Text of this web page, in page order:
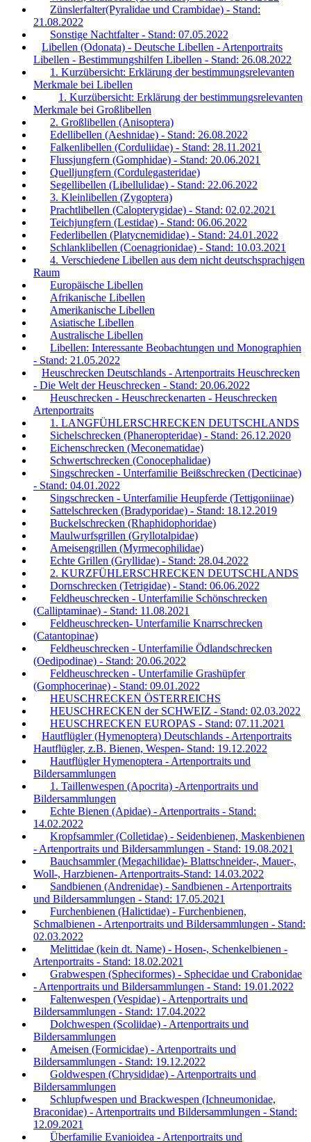
Zünslerfalter(Pyralidae und Crambidae) - Stand:
21.08.2022
Sonstige Nachtfalter - Stand: 07.05.2022
Libellen (Odonata) - Deutsche Libellen - Artenportraits
Libellen - Bestimmungshilfen Libellen - Stand: 26.08.2022
1. Kurzübersicht: Erklärung der bestimmungsrelevanten
Merkmale bei Libellen
1. Kurzübersicht: Erklärung der bestimmungsrelevanten
Merkmale bei Großlibellen
2. Großlibellen (Anisoptera)
Edellibellen (Aeshnidae) - Stand: 26.08.2022
Falkenlibellen (Corduliidae) - Stand: 28.11.2021
Flussjungfern (Gomphidae) - Stand: 20.06.2021
Quelljungfern (Cordulegasteridae)
Segellibellen (Libellulidae) - Stand: 22.06.2022
3. Kleinlibellen (Zygoptera)
Prachtlibellen (Calopterygidae) - Stand: 02.02.2021
Teichjungfern (Lestidae) - Stand: 06.06.2022
Federlibellen (Platycnemididae) - Stand: 24.01.2022
Schlanklibellen (Coenagrionidae) - Stand: 10.03.2021
4. Verschiedene Libellen aus dem nicht deutschsprachigen
Raum
Europäische Libellen
Afrikanische Libellen
Amerikanische Libellen
Asiatische Libellen
Australische Libellen
Libellen: Interessante Beobachtungen und Monographien
- Stand: 21.05.2022
Heuschrecken Deutschlands - Artenportraits Heuschrecken
- Die Welt der Heuschrecken - Stand: 20.06.2022
Heuschrecken - Heuschreckenarten - Heuschrecken
Artenportraits
1. LANGFÜHLERSCHRECKEN DEUTSCHLANDS
Sichelschrecken (Phaneropteridae) - Stand: 26.12.2020
Eichenschrecken (Meconematidae)
Schwertschrecken (Conocephalidae)
Singschrecken - Unterfamilie Beißschrecken (Decticinae)
- Stand: 04.01.2022
Singschrecken - Unterfamilie Heupferde (Tettigoniinae)
Sattelschrecken (Bradyporidae) - Stand: 18.12.2019
Buckelschrecken (Rhaphidophoridae)
Maulwurfsgrillen (Gryllotalpidae)
Ameisengrillen (Myrmecophilidae)
Echte Grillen (Gryllidae) - Stand: 28.04.2022
2. KURZFÜHLERSCHRECKEN DEUTSCHLANDS
Dornschrecken (Tetrigidae) - Stand: 06.06.2022
Feldheuschrecken - Unterfamilie Schönschrecken
(Calliptaminae) - Stand: 11.08.2021
Feldheuschrecken- Unterfamilie Knarrschrecken
(Catantopinae)
Feldheuschrecken - Unterfamilie Ödlandschrecken
(Oedipodinae) - Stand: 20.06.2022
Feldheuschrecken - Unterfamilie Grashüpfer
(Gomphocerinae) - Stand: 09.01.2022
HEUSCHRECKEN ÖSTERREICHS
HEUSCHRECKEN der SCHWEIZ - Stand: 02.03.2022
HEUSCHRECKEN EUROPAS - Stand: 07.11.2021
Hautflügler (Hymenoptera) Deutschlands - Artenportraits
Hautflügler, z.B. Bienen, Wespen- Stand: 19.12.2022
Hautflügler Hymenoptera - Artenportraits und
Bildersammlungen
1. Taillenwespen (Apocrita) -Artenportraits und
Bildersammlungen
Echte Bienen (Apidae) - Artenportraits - Stand:
14.02.2022
Kropfsammler (Colletidae) - Seidenbienen, Maskenbienen
- Artenportraits und Bildersammlungen - Stand: 19.08.2021
Bauchsammler (Megachilidae)- Blattschneider-, Mauer-,
Woll-, Harzbienen- Artenportraits-Stand: 14.03.2022
Sandbienen (Andrenidae) - Sandbienen - Artenportraits
und Bildersammlungen - Stand: 17.05.2021
Furchenbienen (Halictidae) - Furchenbienen,
Schmalbienen - Artenportraits und Bildersammlungen - Stand:
02.03.2022
Melittidae (kein dt. Name) - Hosen-, Schenkelbienen -
Artenportraits - Stand: 18.02.2021
Grabwespen (Spheciformes) - Sphecidae und Crabonidae
- Artenportraits und Bildersammlungen - Stand: 19.01.2022
Faltenwespen (Vespidae) - Artenportraits und
Bildersammlungen - Stand: 17.04.2022
Dolchwespen (Scoliidae) - Artenportraits und
Bildersammlungen
Ameisen (Formicidae) - Artenportraits und
Bildersammlungen - Stand: 19.12.2022
Goldwespen (Chrysididae) - Artenportraits und
Bildersammlungen
Schlupfwespen und Brackwespen (Ichneumonidae,
Braconidae) - Artenportraits und Bildersammlungen - Stand:
12.09.2021
Überfamilie Evanioidea - Artenportraits und